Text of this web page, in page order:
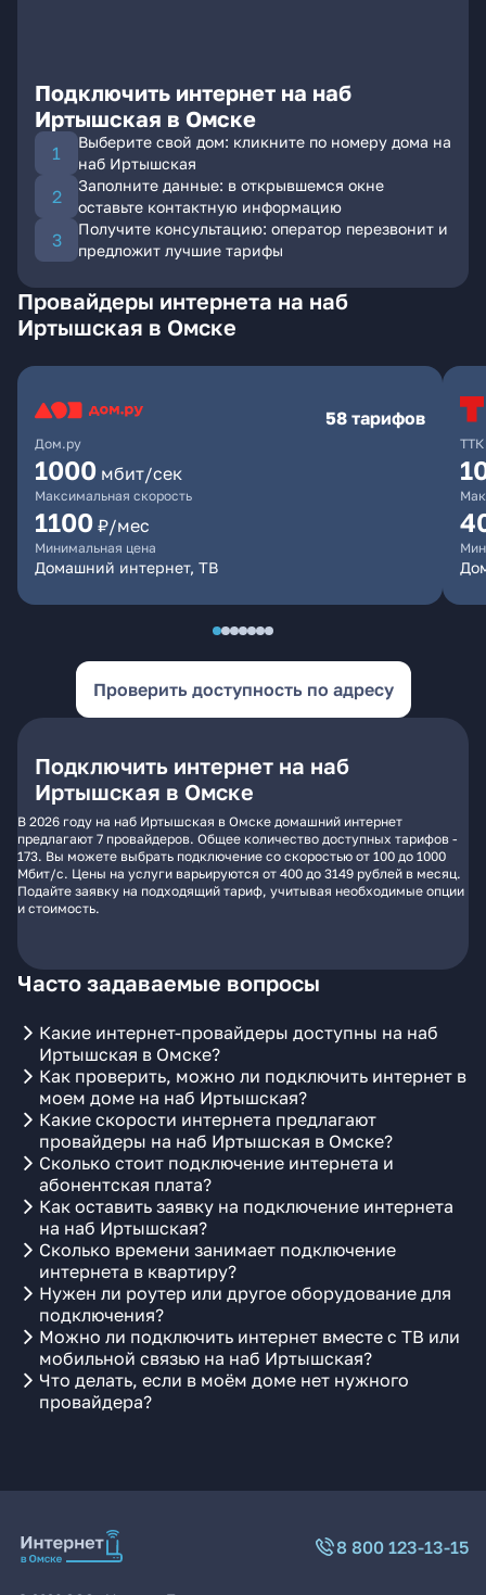
Подключить интернет на наб
Иртышская в Омске
Выберите свой дом: кликните по номеру дома на
наб Иртышская
Заполните данные: в открывшемся окне
оставьте контактную информацию
Получите консультацию: оператор перезвонит и
предложит лучшие тарифы
Провайдеры интернета на наб
Иртышская в Омске
Дом.ру
58 тарифов
1000 мбит/сек
Максимальная скорость
1100 ₽/мес
Минимальная цена
Домашний интернет, ТВ
ТТК
Проверить доступность по адресу
Подключить интернет на наб
Иртышская в Омске
В 2026 году на наб Иртышская в Омске домашний интернет
предлагают 7 провайдеров. Общее количество доступных тарифов -
173. Вы можете выбрать подключение со скоростью от 100 до 1000
Мбит/с. Цены на услуги варьируются от 400 до 3149 рублей в месяц.
Подайте заявку на подходящий тариф, учитывая необходимые опции
и стоимость.
Часто задаваемые вопросы
Какие интернет-провайдеры доступны на наб
Иртышская в Омске?
Как проверить, можно ли подключить интернет в
моем доме на наб Иртышская?
Какие скорости интернета предлагают
провайдеры на наб Иртышская в Омске?
Сколько стоит подключение интернета и
абонентская плата?
Как оставить заявку на подключение интернета
на наб Иртышская?
Сколько времени занимает подключение
интернета в квартиру?
Нужен ли роутер или другое оборудование для
подключения?
Можно ли подключить интернет вместе с ТВ или
мобильной связью на наб Иртышская?
Что делать, если в моём доме нет нужного
провайдера?
8 800 123-13-15